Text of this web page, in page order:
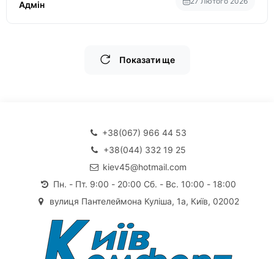
Адмін
Показати ще
+38(067) 966 44 53
+38(044) 332 19 25
kiev45@hotmail.com
Пн. - Пт. 9:00 - 20:00 Сб. - Вс. 10:00 - 18:00
вулиця Пантелеймона Куліша, 1а, Київ, 02002